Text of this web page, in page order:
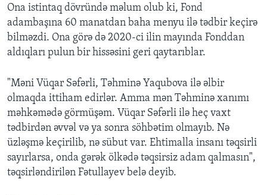
Ona istintaq dövründə məlum olub ki, Fond
adambaşına 60 manatdan baha menyu ilə tədbir keçirə
bilməzdi. Ona görə də 2020-ci ilin mayında Fonddan
aldıqları pulun bir hissəsini geri qaytarıblar.
"Məni Vüqar Səfərli, Təhminə Yaqubova ilə əlbir
olmaqda ittiham edirlər. Amma mən Təhminə xanımı
məhkəmədə görmüşəm. Vüqar Səfərli ilə heç vaxt
tədbirdən əvvəl və ya sonra söhbətim olmayıb. Nə
üzləşmə keçirilib, nə sübut var. Ehtimalla insanı təqsirli
sayırlarsa, onda gərək ölkədə təqsirsiz adam qalmasın",
təqsirləndirilən Fətullayev belə deyib.